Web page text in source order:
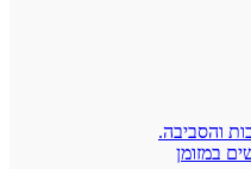
והסביבה.
במזומן